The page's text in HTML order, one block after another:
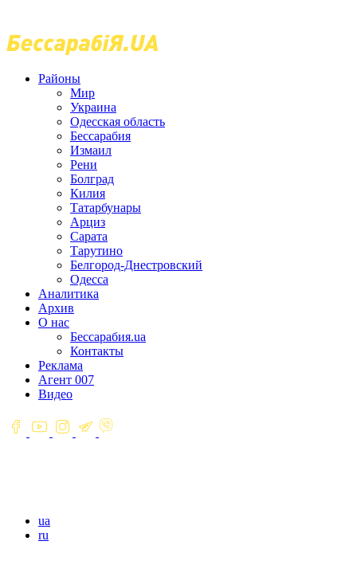
Районы
Мир
Украина
Одесская область
Бессарабия
Измаил
Рени
Болград
Килия
Татарбунары
Арциз
Сарата
Тарутино
Белгород-Днестровский
Одесса
Аналитика
Архив
О нас
Бессарабия.ua
Контакты
Реклама
Агент 007
Видео
ua
ru